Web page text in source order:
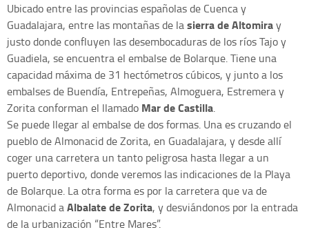
Ubicado entre las provincias españolas de Cuenca y
Guadalajara, entre las montañas de lasierra de Altomiray
justo donde confluyen las desembocaduras de los ríos Tajo y
Guadiela, se encuentra el embalse de Bolarque. Tiene una
capacidad máxima de 31 hectómetros cúbicos, y junto a los
embalses de Buendía, Entrepeñas, Almoguera, Estremera y
Zorita conforman el llamado Mar de Castilla.
Se puede llegar al embalse de dos formas. Una es cruzando el
pueblo de Almonacid de Zorita, en Guadalajara, y desde allí
coger una carretera un tanto peligrosa hasta llegar a un
puerto deportivo, donde veremos las indicaciones de la Playa
de Bolarque. La otra forma es por la carretera que va de
Almonacid aAlbalate de Zorita, y desviándonos por la entrada
de la urbanización “Entre Mares”.